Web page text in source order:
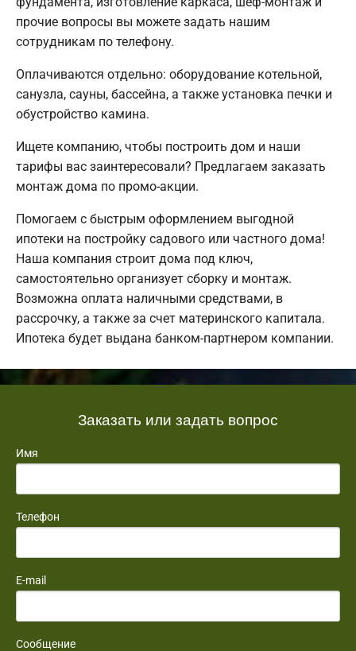
прочие вопросы вы можете задать нашим
сотрудникам по телефону.
Оплачиваются отдельно: оборудование котельной,
санузла, сауны, бассейна, а также установка печки и
обустройство камина.
Ищете компанию, чтобы построить дом и наши
тарифы вас заинтересовали? Предлагаем заказать
монтаж дома по промо-акции.
Помогаем с быстрым оформлением выгодной
ипотеки на постройку садового или частного дома!
Наша компания строит дома под ключ,
самостоятельно организует сборку и монтаж.
Возможна оплата наличными средствами, в
рассрочку, а также за счет материнского капитала.
Ипотека будет выдана банком-партнером компании.
Заказать или задать вопрос
Имя
Телефон
E-mail
Сообщение